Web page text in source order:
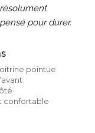
pour durer.
pointue
confortable